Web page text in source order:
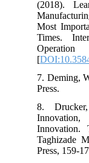
[
7.
8.